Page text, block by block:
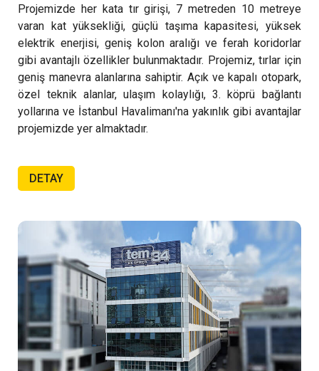
Projemizde her kata tır girişi, 7 metreden 10 metreye
varan kat yüksekliği, güçlü taşıma kapasitesi, yüksek
elektrik enerjisi, geniş kolon aralığı ve ferah koridorlar
gibi avantajlı özellikler bulunmaktadır. Projemiz, tırlar için
geniş manevra alanlarına sahiptir. Açık ve kapalı otopark,
özel teknik alanlar, ulaşım kolaylığı, 3. köprü bağlantı
yollarına ve İstanbul Havalimanı'na yakınlık gibi avantajlar
projemizde yer almaktadır.
DETAY